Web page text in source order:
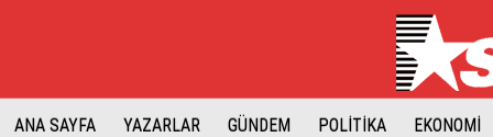
ANA SAYFA YAZARLAR GÜNDEM POLİTİKA EKONOMİ